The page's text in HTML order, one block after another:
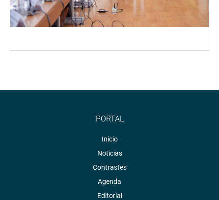
PORTAL
Inicio
Noticias
Contrastes
Agenda
Editorial